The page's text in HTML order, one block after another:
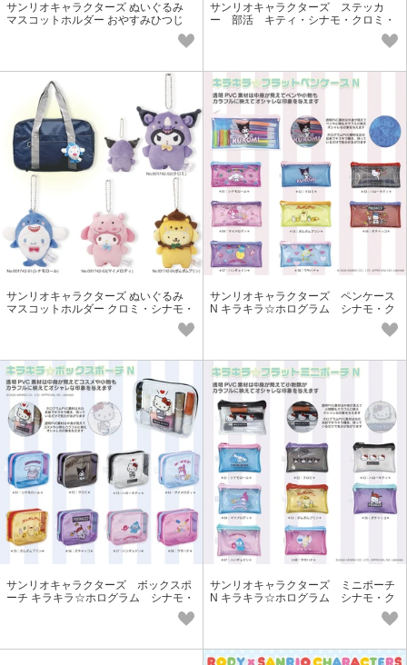
サンリオキャラクターズ ぬいぐるみ
マスコットホルダー おやすみひつじ
クロミ・シナモ・プリン・マイメロ
サンリオキャラクターズ ステッカ
ー 部活 キティ・シナモ・クロミ・
サンリオキャラクターズ ぬいぐるみ
マスコットホルダー クロミ・シナモ・
サンリオキャラクターズ ペンケース
N キラキラ☆ホログラム シナモ・ク
サンリオキャラクターズ ボックスポ
ーチ キラキラ☆ホログラム シナモ・
サンリオキャラクターズ ミニポーチ
N キラキラ☆ホログラム シナモ・ク